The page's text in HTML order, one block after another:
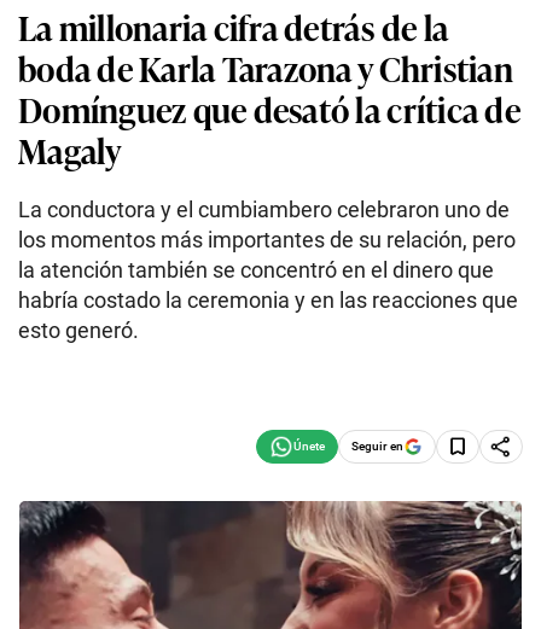
La millonaria cifra detrás de la
boda de Karla Tarazona y Christian
Domínguez que desató la crítica de
Magaly
La conductora y el cumbiambero celebraron uno de
los momentos más importantes de su relación, pero
la atención también se concentró en el dinero que
habría costado la ceremonia y en las reacciones que
esto generó.
Seguir en